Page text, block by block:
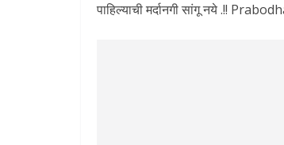
पाहिल्याची मर्दानगी सांगू नये .!!